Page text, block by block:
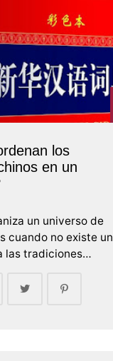
los
en un
un universo de
cuando no existe un
las tradiciones…